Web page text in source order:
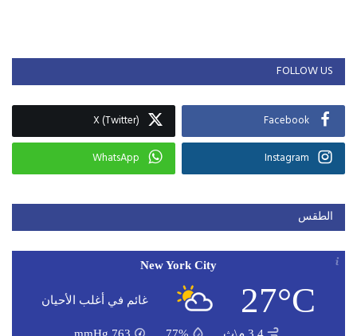
FOLLOW US
Facebook
X (Twitter)
Instagram
WhatsApp
الطقس
New York City
27°C غائم في أغلب الأحيان